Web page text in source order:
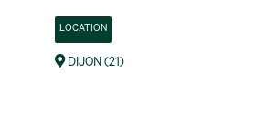
LOCATION
DIJON (21)